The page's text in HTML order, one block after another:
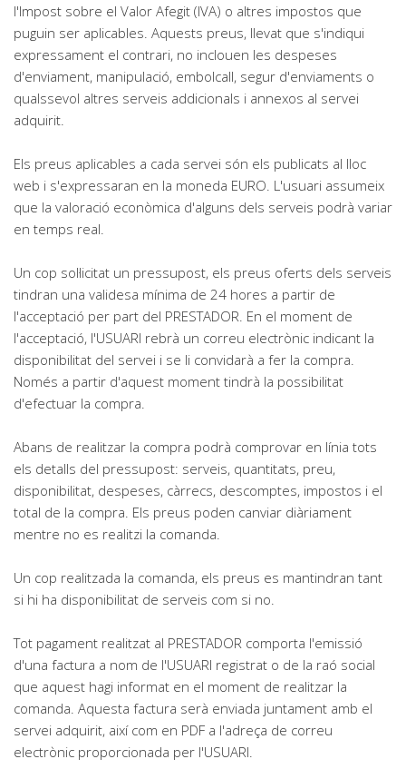
l'Impost sobre el Valor Afegit (IVA) o altres impostos que
puguin ser aplicables. Aquests preus, llevat que s'indiqui
expressament el contrari, no inclouen les despeses
d'enviament, manipulació, embolcall, segur d'enviaments o
qualssevol altres serveis addicionals i annexos al servei
adquirit.
Els preus aplicables a cada servei són els publicats al lloc
web i s'expressaran en la moneda EURO. L'usuari assumeix
que la valoració econòmica d'alguns dels serveis podrà variar
en temps real.
Un cop sol·licitat un pressupost, els preus oferts dels serveis
tindran una validesa mínima de 24 hores a partir de
l'acceptació per part del PRESTADOR. En el moment de
l'acceptació, l'USUARI rebrà un correu electrònic indicant la
disponibilitat del servei i se li convidarà a fer la compra.
Només a partir d'aquest moment tindrà la possibilitat
d'efectuar la compra.
Abans de realitzar la compra podrà comprovar en línia tots
els detalls del pressupost: serveis, quantitats, preu,
disponibilitat, despeses, càrrecs, descomptes, impostos i el
total de la compra. Els preus poden canviar diàriament
mentre no es realitzi la comanda.
Un cop realitzada la comanda, els preus es mantindran tant
si hi ha disponibilitat de serveis com si no.
Tot pagament realitzat al PRESTADOR comporta l'emissió
d'una factura a nom de l'USUARI registrat o de la raó social
que aquest hagi informat en el moment de realitzar la
comanda. Aquesta factura serà enviada juntament amb el
servei adquirit, així com en PDF a l'adreça de correu
electrònic proporcionada per l'USUARI.